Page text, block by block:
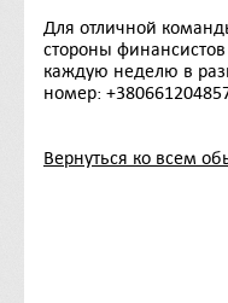
Для отличной
стороны
каждую неделю в
номер:
Вернуться ко всем